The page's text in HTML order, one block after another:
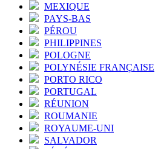
MEXIQUE
PAYS-BAS
PÉROU
PHILIPPINES
POLOGNE
POLYNÉSIE FRANÇAISE
PORTO RICO
PORTUGAL
RÉUNION
ROUMANIE
ROYAUME-UNI
SALVADOR